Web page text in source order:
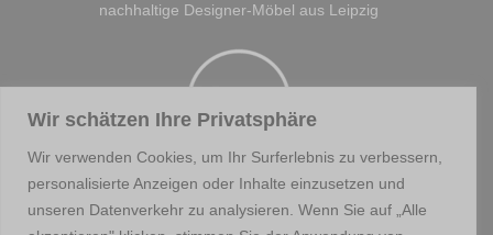
Wir schätzen Ihre Privatsphäre
Wir verwenden Cookies, um Ihr Surferlebnis zu verbessern,
personalisierte Anzeigen oder Inhalte einzusetzen und
unseren Datenverkehr zu analysieren. Wenn Sie auf „Alle
nachhaltige Designer-Möbel aus Leipzig
Hier findest Du weitere Accessoires.